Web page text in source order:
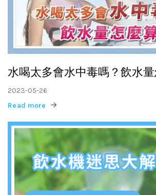
水喝太多會水中毒嗎？飲水量
2023-05-26
Read more